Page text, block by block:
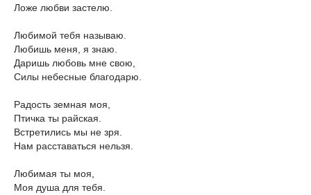
Ложе любви застелю.
Любимой тебя называю.
Любишь меня, я знаю.
Даришь любовь мне свою,
Силы небесные благодарю.
Радость земная моя,
Птичка ты райская.
Встретились мы не зря.
Нам расставаться нельзя.
Любимая ты моя,
Моя душа для тебя.